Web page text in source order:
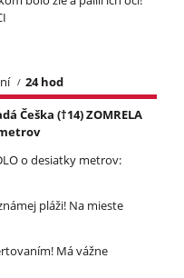
24 hod
Češka (†14) ZOMRELA
o desiatky metrov:
pláži! Na mieste
Má vážne